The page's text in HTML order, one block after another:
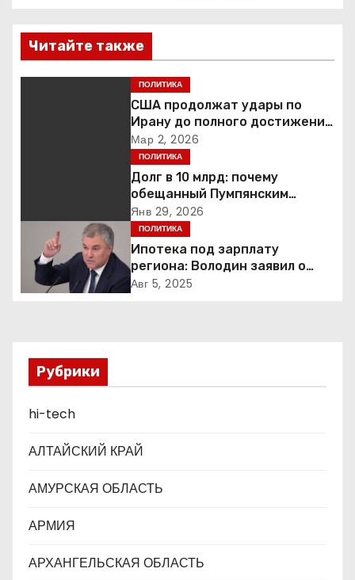
в
и
п
п
м
Читайте также
ПОЛИТИКА
США продолжат удары по
Ирану до полного достижения
целей — Трамп
Мар 2, 2026
ПОЛИТИКА
Долг в 10 млрд: почему
обещанный Пумпянским
научный центр в
Екатеринбурге так и не
построен
Янв 29, 2026
ПОЛИТИКА
Ипотека под зарплату
региона: Володин заявил о
планах дифференцировать
Авг 5, 2025
Рубрики
hi-tech
АЛТАЙСКИЙ КРАЙ
АМУРСКАЯ ОБЛАСТЬ
АРМИЯ
АРХАНГЕЛЬСКАЯ ОБЛАСТЬ